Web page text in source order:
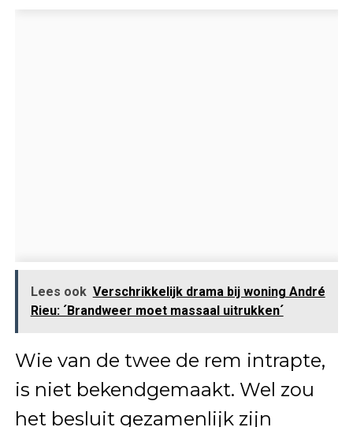
Lees ook Verschrikkelijk drama bij woning André
Rieu: ´Brandweer moet massaal uitrukken´
Wie van de twee de rem intrapte,
is niet bekendgemaakt. Wel zou
het besluit gezamenlijk zijn